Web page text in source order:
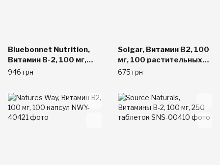
Bluebonnet Nutrition,
Витамин B-2, 100 мг,
100 растительных
946 грн
Solgar, Витамин B2, 100
мг, 100 растительных
капсул
675 грн